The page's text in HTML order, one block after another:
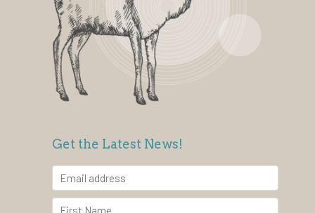
Get the Latest News!